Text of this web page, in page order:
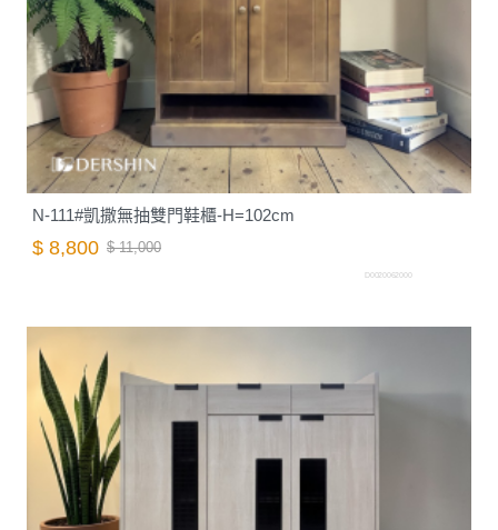
N-111#凱撒無抽雙門鞋櫃-H=102cm
$ 8,800 $ 11,000
D0020062000